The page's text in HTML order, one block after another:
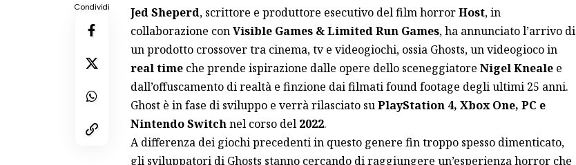
Condividi Jed Sheperd, scrittore e produttore esecutivo del film horrorHost, in
collaborazione conVisible Games & Limited Run Games, ha annunciato l’arrivo di
un prodotto crossover tra cinema, tv e videogiochi, ossia Ghosts, un videogioco in
real timeche prende ispirazione dalle opere dello sceneggiatore Nigel Kneale e
dall’offuscamento di realtà e finzione dai filmati found footage degli ultimi 25 anni.
Ghost è in fase di sviluppo e verrà rilasciato suPlayStation 4, Xbox One, PC e
Nintendo Switchnel corso del 2022.
A differenza dei giochi precedenti in questo genere fin troppo spesso dimenticato,
gli sviluppatori di Ghosts stanno cercando di raggiungere un’esperienza horror che